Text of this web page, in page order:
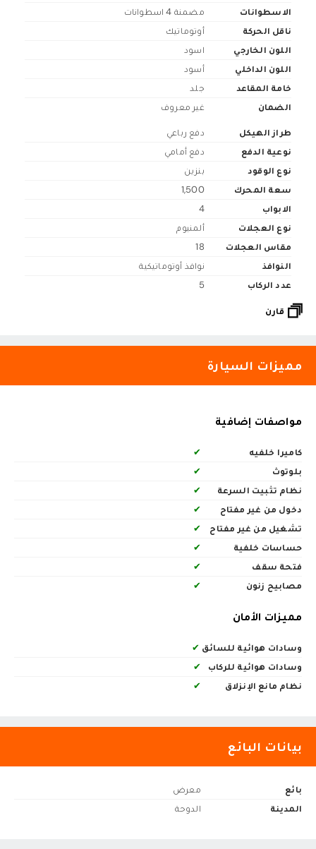
الاسطوانات
مضمنة 4 اسطوانات
ناقل الحركة
أوتوماتيك
اللون الخارجي
اسود
اللون الداخلي
أسود
خامة المقاعد
جلد
الضمان
غير معروف
طراز الهيكل
دفع رباعي
نوعية الدفع
دفع أمامي
نوع الوقود
بنزين
سعة المحرك
1,500
الابواب
4
نوع العجلات
ألمنيوم
مقاس العجلات
18
النوافذ
نوافذ أوتوماتيكية
عدد الركاب
5
قارن
مميزات السيارة
مواصفات إضافية
كاميرا خلفيه
✔
بلوتوث
✔
نظام تثبيت السرعة
✔
دخول من غير مفتاح
✔
تشغيل من غير مفتاح
✔
حساسات خلفية
✔
فتحة سقف
✔
مصابيح زنون
✔
مميزات الأمان
وسادات هوائية للسائق ✔
وسادات هوائية للركاب
✔
نظام مانع الإنزلاق
✔
بيانات البائع
بائع
معرض
المدينة
الدوحة